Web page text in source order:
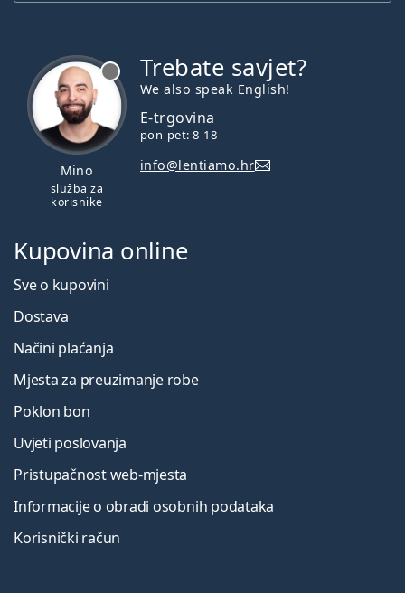
Mino
služba za
korisnike
Trebate savjet?
We also speak English!
E-trgovina
pon-pet: 8-18
info@lentiamo.hr
Kupovina online
Sve o kupovini
Dostava
Načini plaćanja
Mjesta za preuzimanje robe
Poklon bon
Uvjeti poslovanja
Pristupačnost web-mjesta
Informacije o obradi osobnih podataka
Korisnički račun